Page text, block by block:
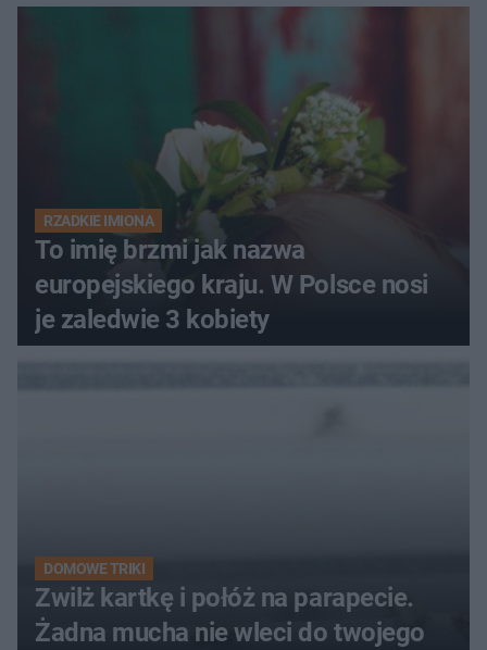
RZADKIE IMIONA
To imię brzmi jak nazwa
europejskiego kraju. W Polsce nosi
je zaledwie 3 kobiety
DOMOWE TRIKI
Zwilż kartkę i połóż na parapecie.
Żadna mucha nie wleci do twojego